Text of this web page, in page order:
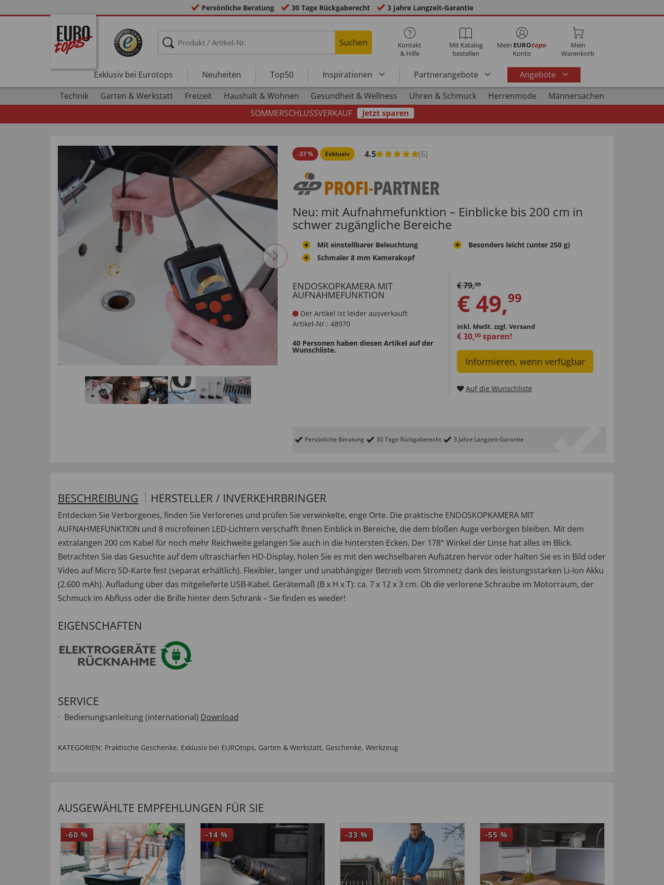
Persönliche Beratung 30 Tage Rückgaberecht 3 Jahre Langzeit-Garantie
Suchen
Kontakt
& Hilfe
Mit Katalog
bestellen
Mein EUROtops-
Konto
Mein
Warenkorb
Exklusiv bei Eurotops Neuheiten Top50 Inspirationen Partnerangebote
Angebote
Technik
Garten & Werkstatt Freizeit Haushalt & Wohnen Gesundheit & Wellness Uhren & Schmuck Herrenmode
Männersachen
SOMMERSCHLUSSVERKAUF
Jetzt sparen
-37% Exklusiv 4.5 (6)
Neu: mit Aufnahmefunktion – Einblicke bis 200 cm in
schwer zugängliche Bereiche
Mit einstellbarer Beleuchtung
Schmaler 8 mm Kamerakopf
Besonders leicht (unter 250 g)
ENDOSKOPKAMERA MIT
AUFNAHMEFUNKTION
Der Artikel ist leider ausverkauft
Artikel-Nr.: 48970
40 Personen haben diesen Artikel auf der
Wunschliste.
€79,99
€49,99
inkl. MwSt. zzgl. Versand
€30,00sparen!
Informieren, wenn verfügbar
Auf die Wunschliste
Persönliche Beratung 30 Tage Rückgaberecht 3 Jahre Langzeit-Garantie
BESCHREIBUNG HERSTELLER / INVERKEHRBRINGER
Entdecken Sie Verborgenes, finden Sie Verlorenes und prüfen Sie verwinkelte, enge Orte. Die praktische ENDOSKOPKAMERA MIT
AUFNAHMEFUNKTION und 8 microfeinen LED-Lichtern verschafft Ihnen Einblick in Bereiche, die dem bloßen Auge verborgen bleiben. Mit dem
extralangen 200 cm Kabel für noch mehr Reichweite gelangen Sie auch in die hintersten Ecken. Der 178° Winkel der Linse hat alles im Blick.
Betrachten Sie das Gesuchte auf dem ultrascharfen HD-Display, holen Sie es mit den wechselbaren Aufsätzen hervor oder halten Sie es in Bild oder
Video auf Micro SD-Karte fest (separat erhältlich). Flexibler, langer und unabhängiger Betrieb vom Stromnetz dank des leistungsstarken Li-Ion Akku
(2.600 mAh). Aufladung über das mitgelieferte USB-Kabel. Gerätemaß (B x H x T): ca. 7 x 12 x 3 cm. Ob die verlorene Schraube im Motorraum, der
Schmuck im Abfluss oder die Brille hinter dem Schrank – Sie finden es wieder!
EIGENSCHAFTEN
SERVICE
Bedienungsanleitung (international) Download
KATEGORIEN: Praktische Geschenke, Exklusiv bei EUROtops, Garten & Werkstatt, Geschenke, Werkzeug
AUSGEWÄHLTE EMPFEHLUNGEN FÜR SIE
-60 % -14 % -33 % -55 %